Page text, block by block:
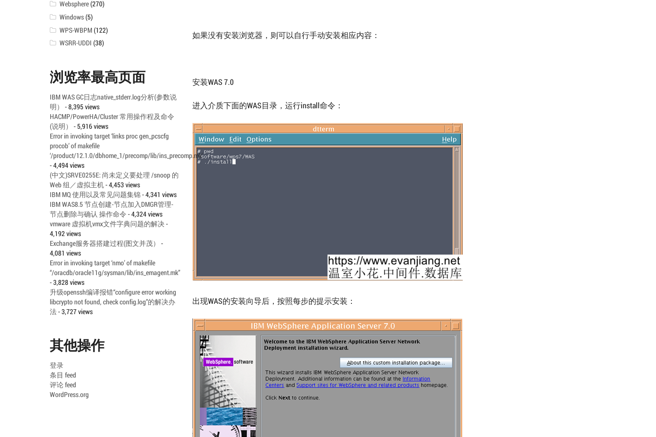
如果没有安装浏览器，则可以自行手动安装相应内容：
安装WAS 7.0
进入介质下面的WAS目录，运行install命令：
出现WAS的安装向导后，按照每步的提示安装：
Websphere(270)
Windows(5)
WPS-WBPM(122)
WSRR-UDDI (38)
浏览率最高页面
IBM WAS GC日志native_stderr.log分析(参数说
明）
- 8,395 views
HACMP/PowerHA/Cluster 常用操作程及命令
(说明）
- 5,916 views
Error in invoking target ‘links proc gen_pcscfg
procob’ of makefile
‘/product/12.1.0/dbhome_1/precomp/lib/ins_precomp.mk’
- 4,494 views
(中文)SRVE0255E: 尚未定义要处理 /snoop 的
Web 组／虚拟主机- 4,453 views
IBM MQ 使用以及常见问题集锦- 4,341 views
IBM WAS8.5 节点创建-节点加入DMGR管理-
节点删除与确认 操作命令 - 4,324 views
vmware 虚拟机vmx文件字典问题的解决-
4,192 views
Exchange服务器搭建过程(图文并茂）
-
4,081 views
Error in invoking target ‘nmo’ of makefile
“/oracdb/oracle11g/sysman/lib/ins_emagent.mk”
- 3,828 views
升级openssh编译报错“configure error working
libcrypto not found, check config.log”的解决办
法- 3,727 views
其他操作
登录
条目 feed
评论 feed
WordPress.org